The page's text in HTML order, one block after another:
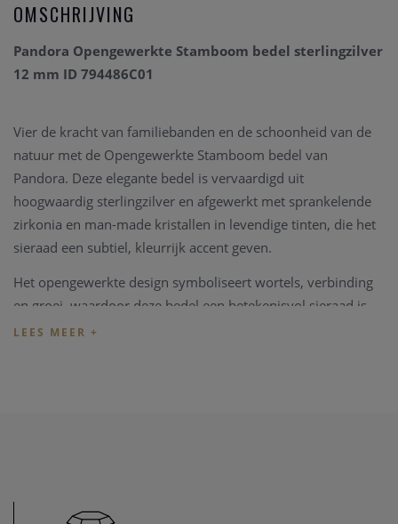
OMSCHRIJVING
Pandora Opengewerkte Stamboom bedel sterlingzilver
12 mm ID 794486C01
Vier de kracht van familiebanden en de schoonheid van de
natuur met de Opengewerkte Stamboom bedel van
Pandora. Deze elegante bedel is vervaardigd uit
hoogwaardig sterlingzilver en afgewerkt met sprankelende
zirkonia en man-made kristallen in levendige tinten, die het
sieraad een subtiel, kleurrijk accent geven.
Het opengewerkte design symboliseert wortels, verbinding
en groei, waardoor deze bedel een betekenisvol sieraad is
om dicht bij je te dragen. Met de hand afgewerkt voor een
Kenmerken: